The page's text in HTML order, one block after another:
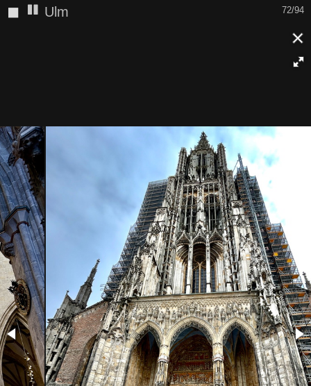
73/94
◼ Ulm